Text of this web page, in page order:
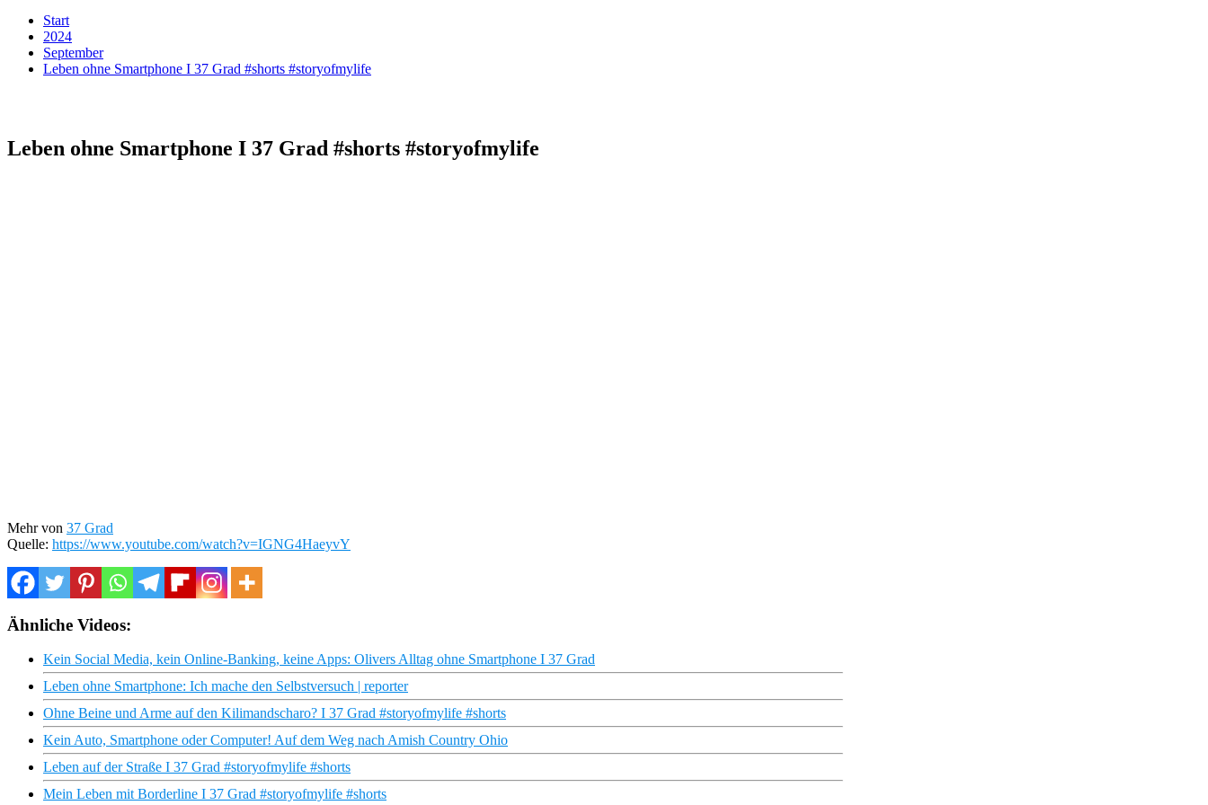
Start
2024
September
Leben ohne Smartphone I 37 Grad #shorts #storyofmylife
Leben ohne Smartphone I 37 Grad #shorts #storyofmylife
Mehr von 37 Grad
Quelle: https://www.youtube.com/watch?v=IGNG4HaeyvY
Ähnliche Videos:
Kein Social Media, kein Online-Banking, keine Apps: Olivers Alltag ohne Smartphone I 37 Grad
Leben ohne Smartphone: Ich mache den Selbstversuch | reporter
Ohne Beine und Arme auf den Kilimandscharo? I 37 Grad #storyofmylife #shorts
Kein Auto, Smartphone oder Computer! Auf dem Weg nach Amish Country Ohio
Leben auf der Straße I 37 Grad #storyofmylife #shorts
Mein Leben mit Borderline I 37 Grad #storyofmylife #shorts